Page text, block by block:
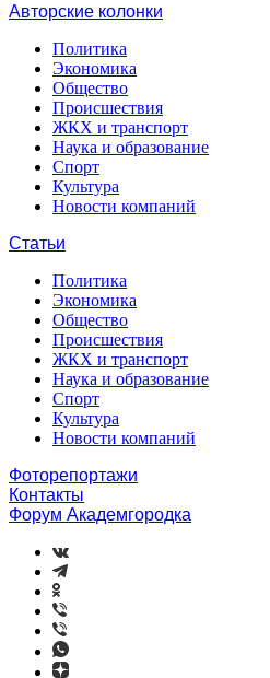
Авторские колонки
Политика
Экономика
Общество
Происшествия
ЖКХ и транспорт
Наука и образование
Спорт
Культура
Новости компаний
Статьи
Политика
Экономика
Общество
Происшествия
ЖКХ и транспорт
Наука и образование
Спорт
Культура
Новости компаний
Фоторепортажи
Контакты
Форум Академгородка